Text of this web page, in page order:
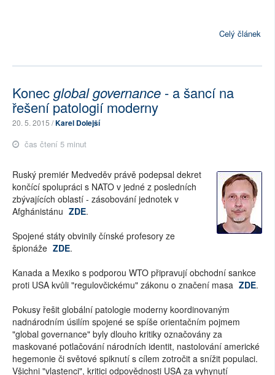
Celý článek
Konecglobal governance - a šancí na
řešení patologií moderny
20. 5. 2015 /Karel Dolejší
čas čtení 5 minut
Ruský premiér Medveděv právě podepsal dekret
končící spolupráci s NATO v jedné z posledních
zbývajících oblastí - zásobování jednotek v
Afghánistánu ZDE.
Spojené státy obvinily čínské profesory ze
špionáže ZDE.
Kanada a Mexiko s podporou WTO připravují obchodní sankce
proti USA kvůli "regulovčickému" zákonu o značení masa ZDE.
Pokusy řešit globální patologie moderny koordinovaným
nadnárodním úsilím spojené se spíše orientačním pojmem
"global governance" byly dlouho kritiky označovány za
maskované potlačování národních identit, nastolování americké
hegemonie či světové spiknutí s cílem zotročit a snížit populaci.
Všichni "vlastenci", kritici odpovědnosti USA za vyhynutí